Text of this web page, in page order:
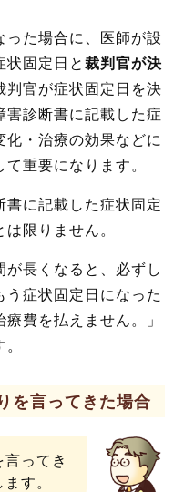
た場合に、医師が設
固定日と裁判官が決
判官が症状固定日を決
診断書に記載した症
・治療の効果などに
重要になります。
に記載した症状固定
限りません。
長くなると、必ずし
症状固定日になった
費を払えません。」
を言ってきた場合
ってき
す。